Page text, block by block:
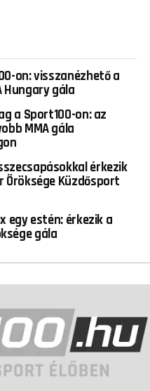
on: visszanézhető a
Hungary gála
a Sport100-on: az
MMA gála
érkezik
Öröksége Küzdősport
egy estén: érkezik a
gála